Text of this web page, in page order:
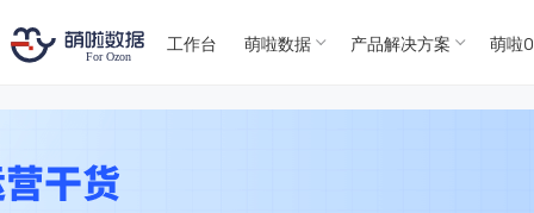
工作台 萌啦数据 产品解决方案 萌啦